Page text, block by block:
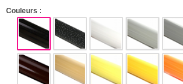
Couleurs :